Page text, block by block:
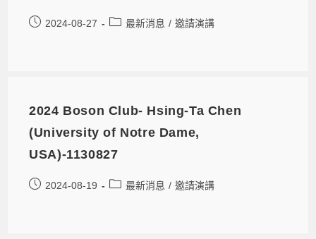
2024-08-27 最新消息 / 邀請演講
2024 Boson Club- Hsing-Ta Chen
(University of Notre Dame,
USA)-1130827
2024-08-19 最新消息 / 邀請演講